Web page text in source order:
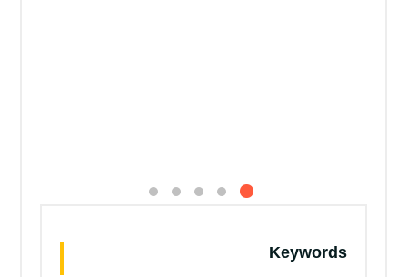
Keywords